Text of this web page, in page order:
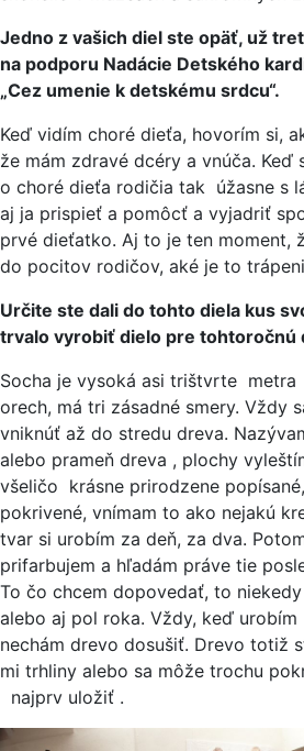
Jedno z vašich diel ste opäť, už
na podporu Nadácie Detského
„Cez umenie k detskému srdcu“.
Keď vidím choré dieťa, hovorím si,
že mám zdravé dcéry a vnúča. Keď
o choré dieťa rodičia tak úžasne s
aj ja prispieť a pomôcť a vyjadriť
prvé dieťatko. Aj to je ten moment,
do pocitov rodičov, aké je to
Určite ste dali do tohto diela kus
trvalo vyrobiť dielo pre tohtoročnú
Socha je vysoká asi trištvrte
orech, má tri zásadné smery. Vždy
vniknúť až do stredu dreva.
alebo prameň dreva , plochy
všeličo krásne prirodzene
pokrivené, vnímam to ako nejakú
tvar si urobím za deň, za dva.
prifarbujem a hľadám práve tie
To čo chcem dopovedať, to
alebo aj pol roka. Vždy, keď
nechám drevo dosušiť. Drevo totiž
mi trhliny alebo sa môže trochu
najprv uložiť .